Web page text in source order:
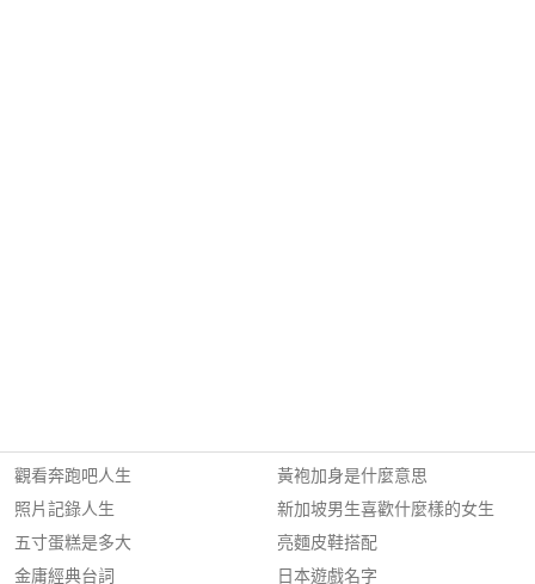
觀看奔跑吧人生
照片記錄人生
五寸蛋糕是多大
金庸經典台詞
黃袍加身是什麼意思
新加坡男生喜歡什麼樣的女生
亮麵皮鞋搭配
日本遊戲名字